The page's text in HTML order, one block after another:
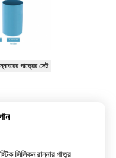
পাত্রের সেট
সিলিকন রান্নার পাত্র